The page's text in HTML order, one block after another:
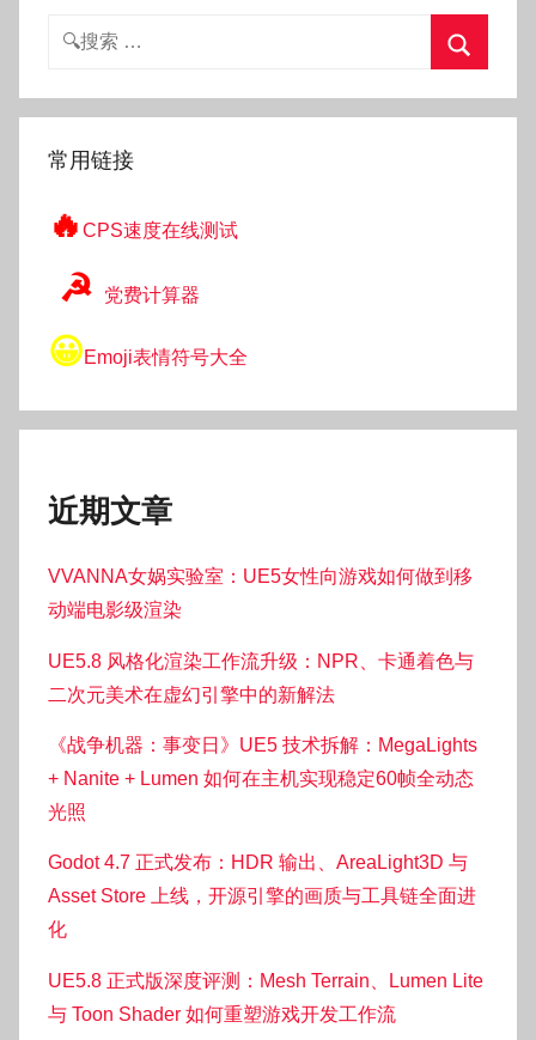
搜
索
常用链接
🔥 CPS速度在线测试
☭ 党费计算器
😀Emoji表情符号大全
近期文章
VVANNA女娲实验室：UE5女性向游戏如何做到移
动端电影级渲染
UE5.8 风格化渲染工作流升级：NPR、卡通着色与
二次元美术在虚幻引擎中的新解法
《战争机器：事变日》UE5 技术拆解：MegaLights
+ Nanite + Lumen 如何在主机实现稳定60帧全动态
光照
Godot 4.7 正式发布：HDR 输出、AreaLight3D 与
Asset Store 上线，开源引擎的画质与工具链全面进
化
UE5.8 正式版深度评测：Mesh Terrain、Lumen Lite
与 Toon Shader 如何重塑游戏开发工作流